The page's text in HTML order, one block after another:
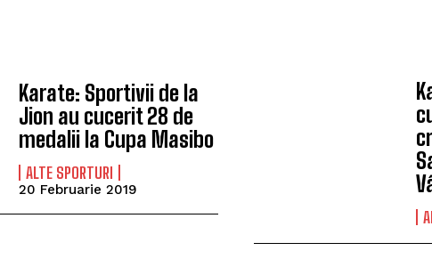
Karate: Sportivii de la
Jion au cucerit 28 de
medalii la Cupa Masibo
ALTE SPORTURI
20 Februarie 2019